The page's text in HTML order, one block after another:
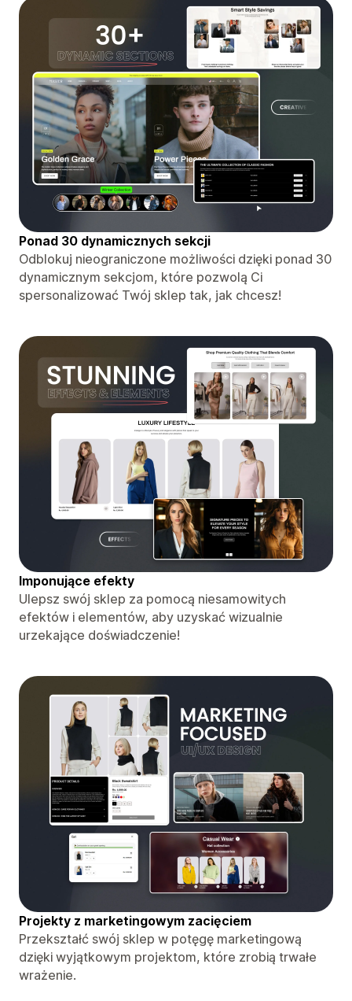
Ponad 30 dynamicznych sekcji
Odblokuj nieograniczone możliwości dzięki ponad 30
dynamicznym sekcjom, które pozwolą Ci
spersonalizować Twój sklep tak, jak chcesz!
Imponujące efekty
Ulepsz swój sklep za pomocą niesamowitych
efektów i elementów, aby uzyskać wizualnie
urzekające doświadczenie!
Projekty z marketingowym zacięciem
Przekształć swój sklep w potęgę marketingową
dzięki wyjątkowym projektom, które zrobią trwałe
wrażenie.